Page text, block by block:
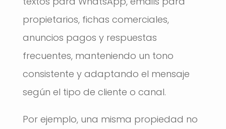
propietarios, fichas comerciales,
anuncios pagos y respuestas
frecuentes, manteniendo un tono
consistente y adaptando el mensaje
según el tipo de cliente o canal.
Por ejemplo, una misma propiedad no